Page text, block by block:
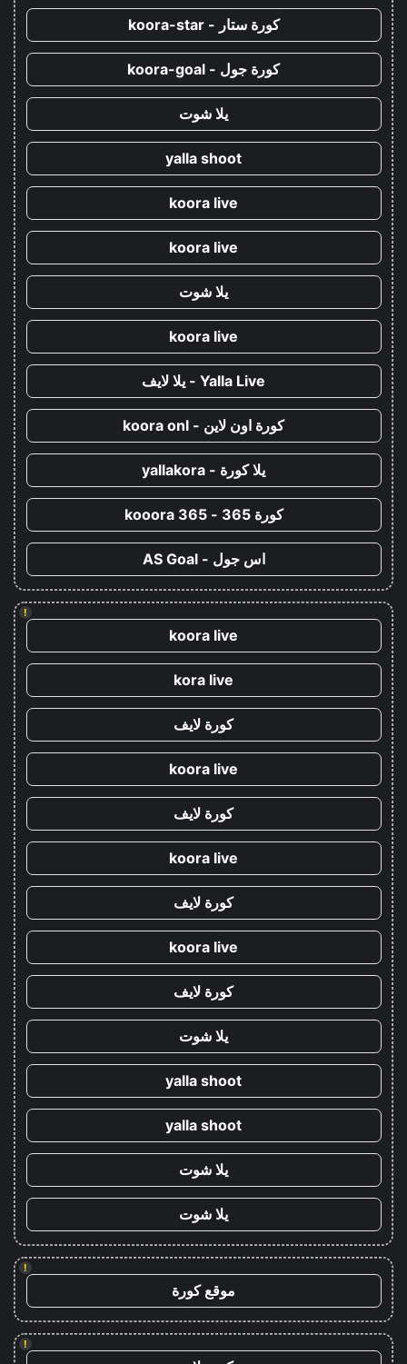
كورة ستار - koora-star
كورة جول - koora-goal
يلا شوت
yalla shoot
koora live
koora live
يلا شوت
koora live
Yalla Live - يلا لايف
كورة اون لاين - koora onl
يلا كورة - yallakora
كورة 365 - kooora 365
اس جول - AS Goal
!
koora live
kora live
كورة لايف
koora live
كورة لايف
koora live
كورة لايف
koora live
كورة لايف
يلا شوت
yalla shoot
yalla shoot
يلا شوت
يلا شوت
!
موقع كورة
!